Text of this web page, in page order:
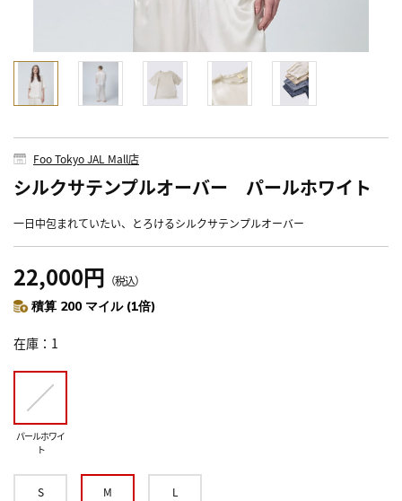
Foo Tokyo JAL Mall店
シルクサテンプルオーバー パールホワイト
一日中包まれていたい、とろけるシルクサテンプルオーバー
22,000円 （税込）
積算 200 マイル (1倍)
在庫 1
パールホワイ
ト
S M L